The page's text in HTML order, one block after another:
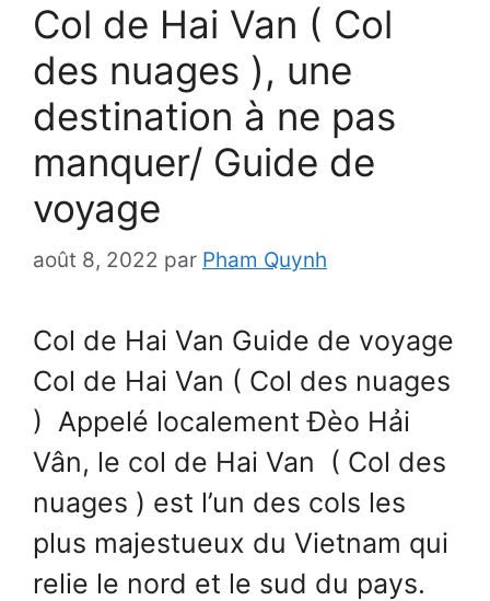
Col de Hai Van ( Col
des nuages ), une
destination à ne pas
manquer/ Guide de
voyage
août 8, 2022 par Pham Quynh
Col de Hai Van Guide de voyage
Col de Hai Van ( Col des nuages
) Appelé localement Đèo Hải
Vân, le col de Hai Van ( Col des
nuages ) est l’un des cols les
plus majestueux du Vietnam qui
relie le nord et le sud du pays.